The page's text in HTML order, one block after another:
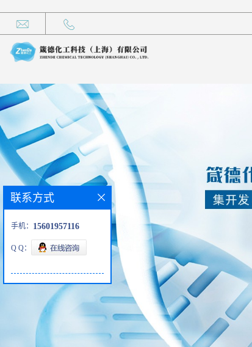
联系方式
手机： 15601957116
Q Q：